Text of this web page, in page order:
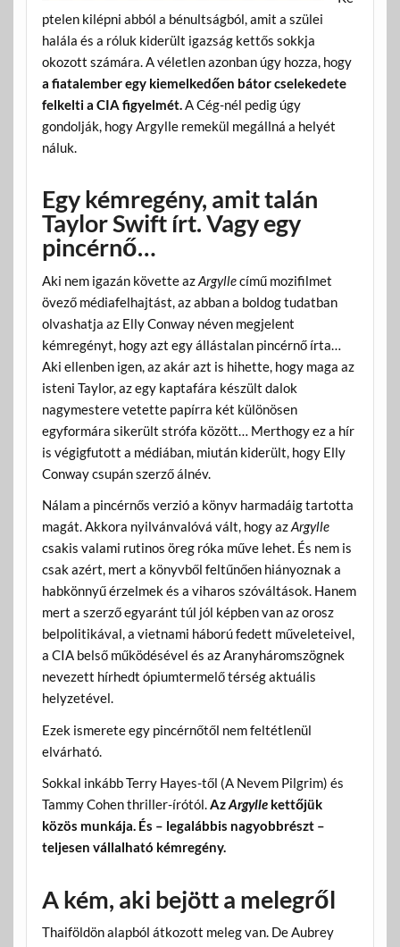
ptelen kilépni abból a bénultságból, amit a szülei
halála és a róluk kiderült igazság kettős sokkja
okozott számára. A véletlen azonban úgy hozza, hogy
a fiatalember egy kiemelkedően bátor cselekedete
felkelti a CIA figyelmét. A Cég-nél pedig úgy
gondolják, hogy Argylle remekül megállná a helyét
náluk.
Egy kémregény, amit talán
Taylor Swift írt. Vagy egy
pincérnő…
Aki nem igazán követte azArgyllecímű mozifilmet
övező médiafelhajtást, az abban a boldog tudatban
olvashatja az Elly Conway néven megjelent
kémregényt, hogy azt egy állástalan pincérnő írta…
Aki ellenben igen, az akár azt is hihette, hogy maga az
isteni Taylor, az egy kaptafára készült dalok
nagymestere vetette papírra két különösen
egyformára sikerült strófa között… Merthogy ez a hír
is végigfutott a médiában, miután kiderült, hogy Elly
Conway csupán szerző álnév.
Nálam a pincérnős verzió a könyv harmadáig tartotta
magát. Akkora nyilvánvalóvá vált, hogy azArgylle
csakis valami rutinos öreg róka műve lehet. És nem is
csak azért, mert a könyvből feltűnően hiányoznak a
habkönnyű érzelmek és a viharos szóváltások. Hanem
mert a szerző egyaránt túl jól képben van az orosz
belpolitikával, a vietnami háború fedett műveleteivel,
a CIA belső működésével és az Aranyháromszögnek
nevezett hírhedt ópiumtermelő térség aktuális
helyzetével.
Ezek ismerete egy pincérnőtől nem feltétlenül
elvárható.
Sokkal inkább Terry Hayes-től (A Nevem Pilgrim) és
Tammy Cohen thriller-írótól.AzArgyllekettőjük
közös munkája. És – legalábbis nagyobbrészt –
teljesen vállalható kémregény.
A kém, aki bejött a melegről
Thaiföldön alapból átkozott meleg van. De Aubrey